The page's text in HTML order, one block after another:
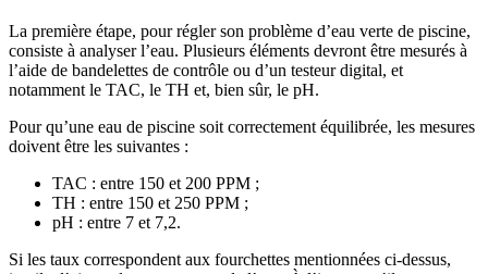
La première étape, pour régler son problème d’eau verte de piscine,
consiste à analyser l’eau. Plusieurs éléments devront être mesurés à
l’aide de bandelettes de contrôle ou d’un testeur digital, et
notamment le TAC, le TH et, bien sûr, le pH.
Pour qu’une eau de piscine soit correctement équilibrée, les mesures
doivent être les suivantes :
TAC : entre 150 et 200 PPM ;
TH : entre 150 et 250 PPM ;
pH : entre 7 et 7,2.
Si les taux correspondent aux fourchettes mentionnées ci-dessus,